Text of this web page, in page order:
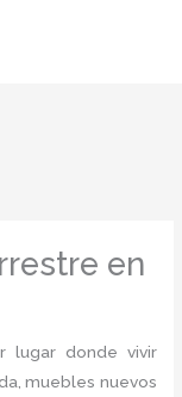
en
lugar donde vivir
muebles nuevos